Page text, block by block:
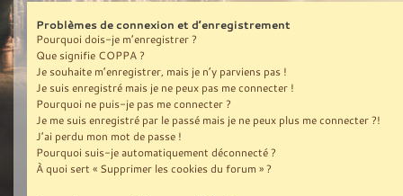
Problèmes de connexion et d’enregistrement
Pourquoi dois-je m’enregistrer ?
Que signifie COPPA ?
Je souhaite m’enregistrer, mais je n’y parviens pas !
Je suis enregistré mais je ne peux pas me connecter !
Pourquoi ne puis-je pas me connecter ?
Je me suis enregistré par le passé mais je ne peux plus me connecter ?!
J’ai perdu mon mot de passe !
Pourquoi suis-je automatiquement déconnecté ?
À quoi sert « Supprimer les cookies du forum » ?